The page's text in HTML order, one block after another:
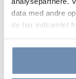
data med andre
de har indsamlet
bidrage til at
Skærpede krav til
Ledelsen i en
pålægges en pligt
konkursbegæring,